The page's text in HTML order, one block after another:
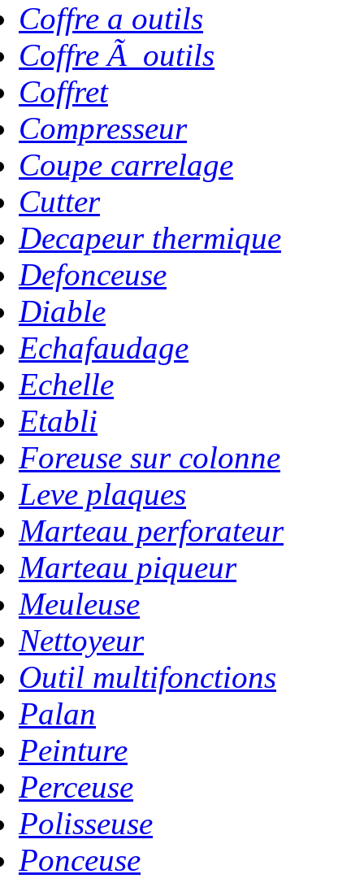
Coffre a outils
Coffre Ã outils
Coffret
Compresseur
Coupe carrelage
Cutter
Decapeur thermique
Defonceuse
Diable
Echafaudage
Echelle
Etabli
Foreuse sur colonne
Leve plaques
Marteau perforateur
Marteau piqueur
Meuleuse
Nettoyeur
Outil multifonctions
Palan
Peinture
Perceuse
Polisseuse
Ponceuse